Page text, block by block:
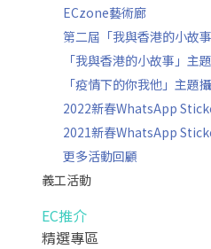
ECzone藝術廊
第二屆「我與香港的小故
「我與香港的小故事」主
「疫情下的你我他」主題
2022新春WhatsApp
2021新春WhatsApp
更多活動回顧
義工活動
EC推介
精選專區